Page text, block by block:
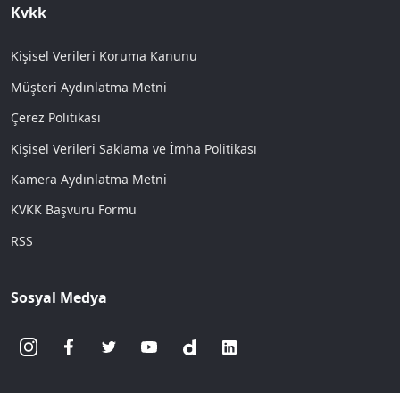
Kvkk
Kişisel Verileri Koruma Kanunu
Müşteri Aydınlatma Metni
Çerez Politikası
Kişisel Verileri Saklama ve İmha Politikası
Kamera Aydınlatma Metni
KVKK Başvuru Formu
RSS
Sosyal Medya